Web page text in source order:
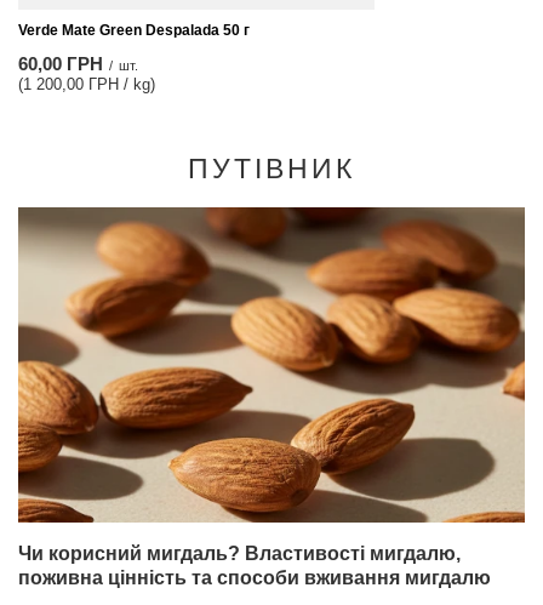
Verde Mate Green Despalada 50 г
60,00 ГРН / шт.
(1 200,00 ГРН / kg)
ПУТІВНИК
Чи корисний мигдаль? Властивості мигдалю,
поживна цінність та способи вживання мигдалю